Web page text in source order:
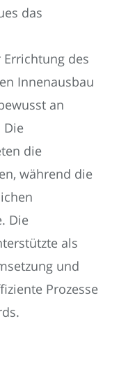
das
des
Innenausbau
an
Die
die
während die
Die
als
und
Prozesse